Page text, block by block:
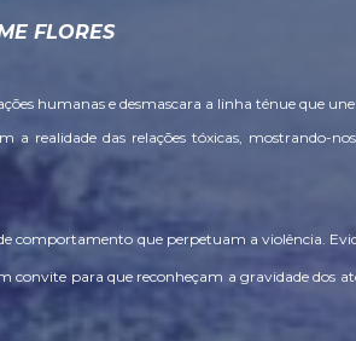
FLORES
humanas e desmascara a linha ténue que
realidade das relações tóxicas, mostrando-
comportamento que perpetuam a violência.
convite para que reconheçam a gravidade dos